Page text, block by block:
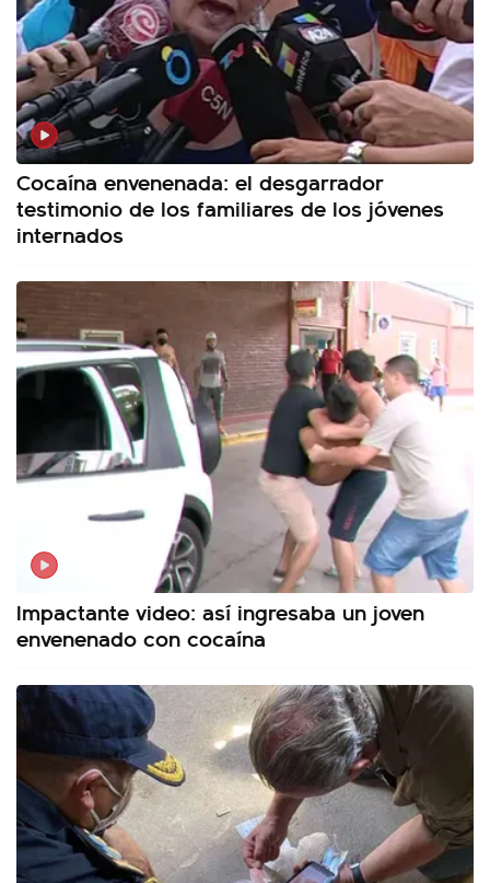
Cocaína envenenada: el desgarrador
testimonio de los familiares de los jóvenes
internados
Impactante video: así ingresaba un joven
envenenado con cocaína